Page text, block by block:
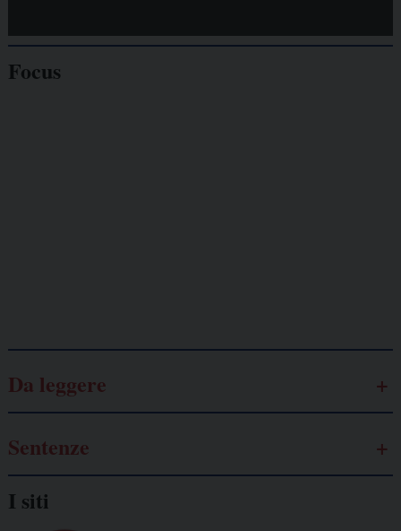
Focus
Da leggere
Sentenze
I siti